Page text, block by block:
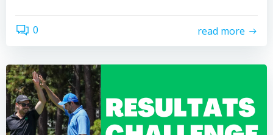
0 read more